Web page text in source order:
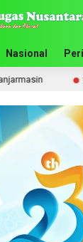
Nasional
16 jam lalu